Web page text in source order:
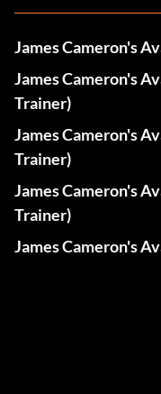
James Cameron's
James Cameron's
Trainer)
James Cameron's
Trainer)
James Cameron's
Trainer)
James Cameron's